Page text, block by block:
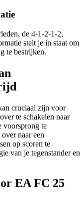
de 4-1-2-1-2,
stelt je in staat om
te bestrijken.
cruciaal zijn voor
te schakelen naar
voorsprong te
naar een
op scoren te
van je tegenstander en
EA FC 25